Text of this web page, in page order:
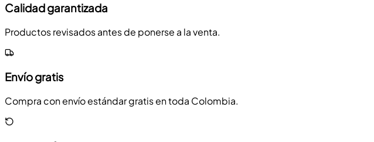
Calidad garantizada
Productos revisados antes de ponerse a la venta.
Envío gratis
Compra con envío estándar gratis en toda Colombia.